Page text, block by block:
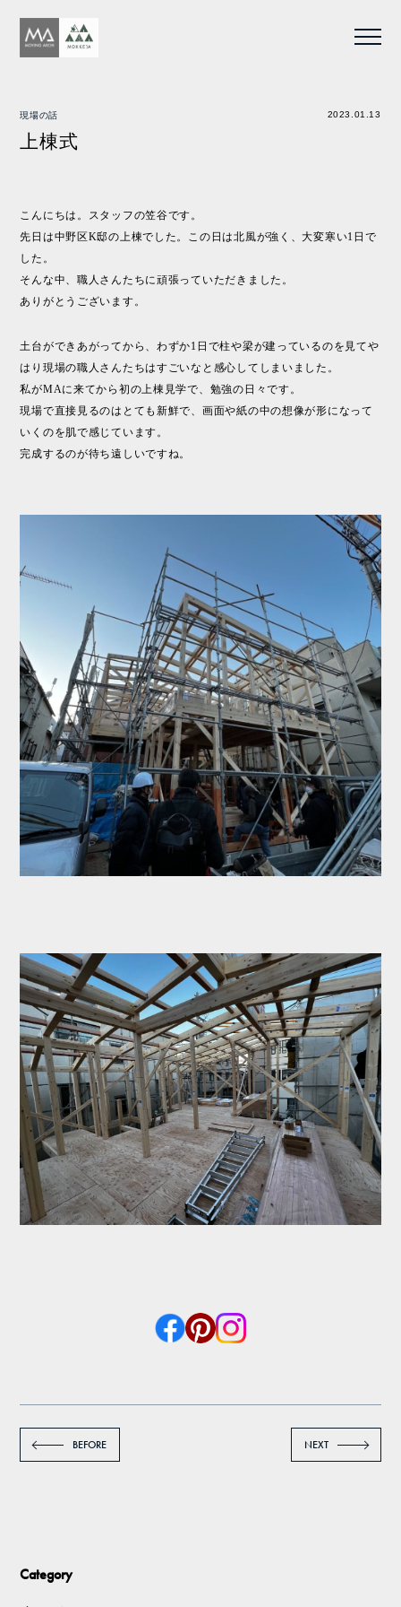
現場の話 2023.01.13
上棟式
こんにちは。スタッフの笠谷です。
先日は中野区K邸の上棟でした。この日は北風が強く、大変寒い1日で
した。
そんな中、職人さんたちに頑張っていただきました。
ありがとうございます。
土台ができあがってから、わずか1日で柱や梁が建っているのを見てや
はり現場の職人さんたちはすごいなと感心してしまいました。
私がMAに来てから初の上棟見学で、勉強の日々です。
現場で直接見るのはとても新鮮で、画面や紙の中の想像が形になって
いくのを肌で感じています。
完成するのが待ち遠しいですね。
BEFORE NEXT
Category